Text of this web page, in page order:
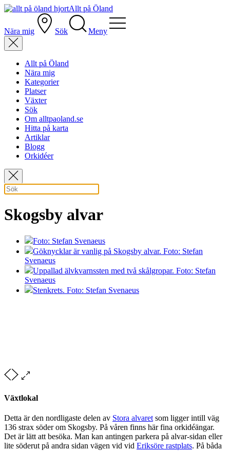
Allt på Öland
Nära mig Sök Meny
Allt på Öland
Nära mig
Kategorier
Platser
Växter
Sök
Om alltpaoland.se
Hitta på karta
Artiklar
Blogg
Orkidéer
Skogsby alvar
Foto: Stefan Svenaeus
Göknycklar är vanlig på Skogsby alvar. Foto: Stefan
Svenaeus
Uppallad älvkvarnssten med två skålgropar. Foto: Stefan
Svenaeus
Stenkrets. Foto: Stefan Svenaeus
Växtlokal
Detta är den nordligaste delen av Stora alvaretsom ligger intill väg
136 strax söder om Skogsby. På våren finns här fina orkidéängar.
Det är lätt att besöka. Man kan antingen parkera på alvar-sidan eller
lite söderut på andra sidan vägen vid vid Eriksöre rastplats. På båda